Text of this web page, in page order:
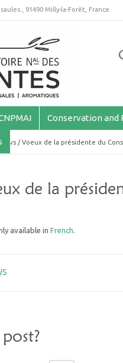
, 91490 Milly-la-Forêt, France
Conservation and
/Voeux de la présidente du
de la
available in French.